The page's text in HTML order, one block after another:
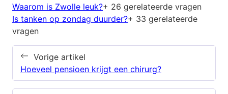
Waarom is Zwolle leuk?+ 26 gerelateerde vragen
Is tanken op zondag duurder?+ 33 gerelateerde
vragen
Vorige artikel
Hoeveel pensioen krijgt een chirurg?